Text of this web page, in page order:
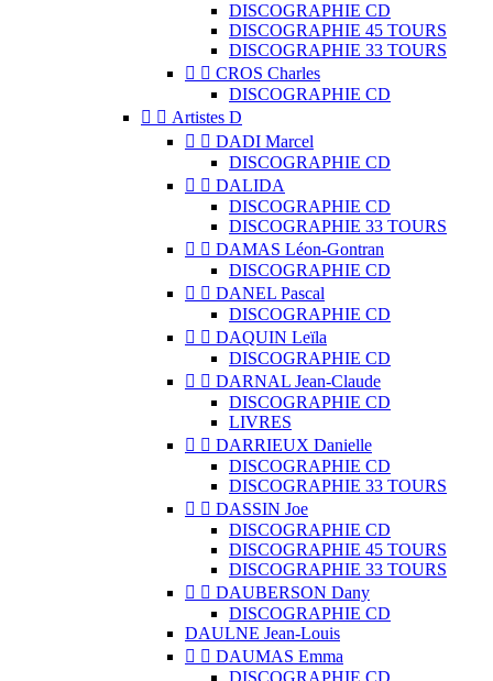
DISCOGRAPHIE CD
DISCOGRAPHIE 45 TOURS
DISCOGRAPHIE 33 TOURS
  CROS Charles
DISCOGRAPHIE CD
  Artistes D
  DADI Marcel
DISCOGRAPHIE CD
  DALIDA
DISCOGRAPHIE CD
DISCOGRAPHIE 33 TOURS
  DAMAS Léon-Gontran
DISCOGRAPHIE CD
  DANEL Pascal
DISCOGRAPHIE CD
  DAQUIN Leïla
DISCOGRAPHIE CD
  DARNAL Jean-Claude
DISCOGRAPHIE CD
LIVRES
  DARRIEUX Danielle
DISCOGRAPHIE CD
DISCOGRAPHIE 33 TOURS
  DASSIN Joe
DISCOGRAPHIE CD
DISCOGRAPHIE 45 TOURS
DISCOGRAPHIE 33 TOURS
  DAUBERSON Dany
DISCOGRAPHIE CD
DAULNE Jean-Louis
  DAUMAS Emma
DISCOGRAPHIE CD